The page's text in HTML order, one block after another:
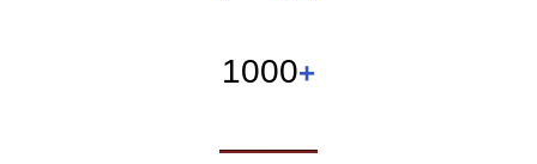
1000+